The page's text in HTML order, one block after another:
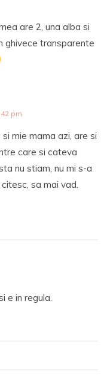
are 2, una alba si
ghivece transparente
pm
mie mama azi, are si
care si cateva
nu stiam, nu mi s-a
sa mai vad.
e in regula.